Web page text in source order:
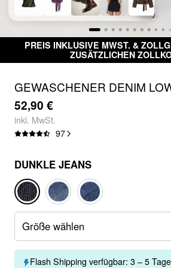
PREIS INKLUSIVE MWST. &
ZUSÄTZLICHEN
GEWASCHENER DENIM
LINE MINI SKORT
52,90 €
inkl. MwSt.
97
DUNKLE JEANS
Größe wählen
Flash Shipping verfügbar: 3 – 5